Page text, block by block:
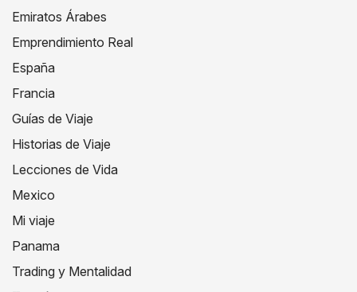
Emiratos Árabes
Emprendimiento Real
España
Francia
Guías de Viaje
Historias de Viaje
Lecciones de Vida
Mexico
Mi viaje
Panama
Trading y Mentalidad